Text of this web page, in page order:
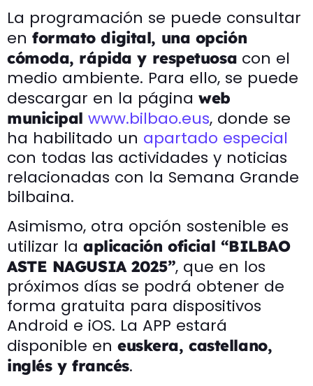
La programación se puede consultar
en formato digital, una opción
cómoda, rápida y respetuosa con el
medio ambiente. Para ello, se puede
descargar en la página web
municipal www.bilbao.eus, donde se
ha habilitado un apartado especial
con todas las actividades y noticias
relacionadas con la Semana Grande
bilbaina.
Asimismo, otra opción sostenible es
utilizar la aplicación oficial “BILBAO
ASTE NAGUSIA 2025”, que en los
próximos días se podrá obtener de
forma gratuita para dispositivos
Android e iOS. La APP estará
disponible en euskera, castellano,
inglés y francés.